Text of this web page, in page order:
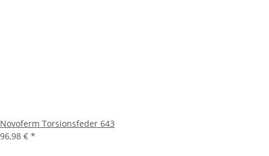
Novoferm Torsionsfeder 643
96,98 € *